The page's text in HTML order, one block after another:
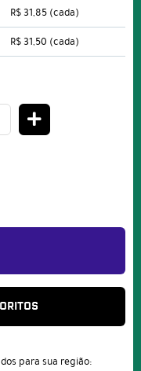
R$ 31,85 (cada)
R$ 31,50 (cada)
para sua região: